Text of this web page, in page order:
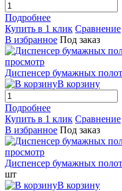
Подробнее
Купить в 1 клик Сравнение
В избранное Под заказ
просмотр
Диспенсер бумажных
В корзину
Подробнее
Купить в 1 клик Сравнение
В избранное Под заказ
просмотр
Диспенсер бумажных
шт
В корзину